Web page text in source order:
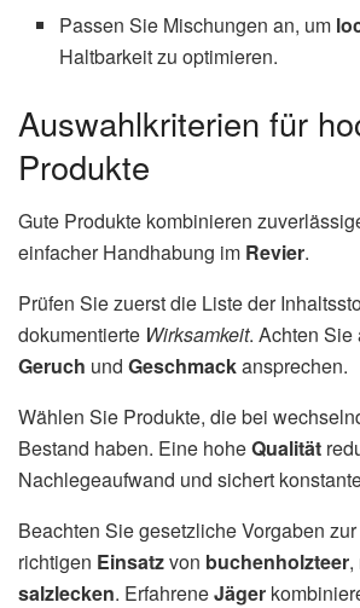
Passen Sie Mischungen an, um
Haltbarkeit zu optimieren.
Auswahlkriterien für
Produkte
Gute Produkte kombinieren
einfacher Handhabung im Revier.
Prüfen Sie zuerst die Liste der
dokumentierte Wirksamkeit. Achten Sie
Geruch und Geschmackansprechen.
Wählen Sie Produkte, die bei
Bestand haben. Eine hoheQualität
Nachlegeaufwand und sichert
Beachten Sie gesetzliche Vorgaben
richtigen Einsatzvon buchenholzteer,
salzlecken. ErfahreneJäger